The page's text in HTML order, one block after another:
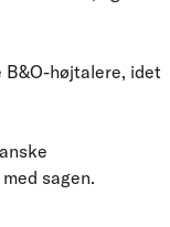
højtalere, idet
sagen.